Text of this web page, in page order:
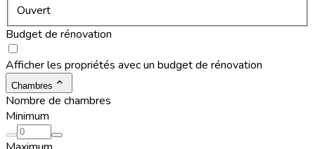
Ouvert
Budget de rénovation
Afficher les propriétés avec un budget de rénovation
Chambres
Nombre de chambres
Minimum